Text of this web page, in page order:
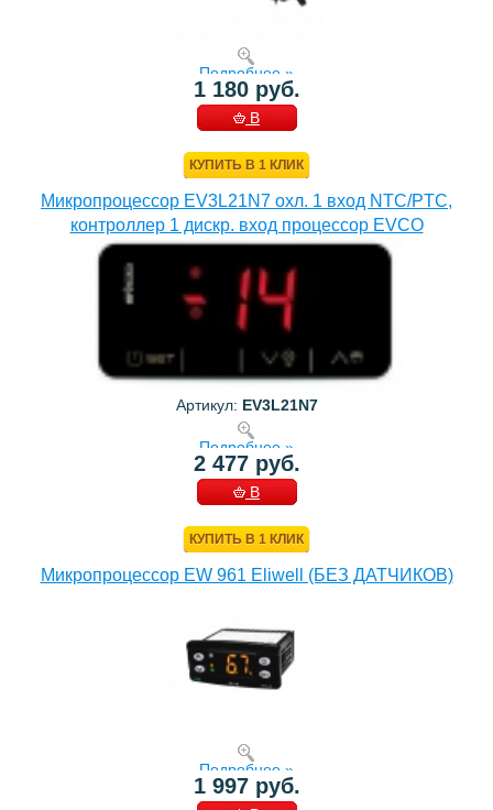
Подробнее »
1 180 руб.
В
КУПИТЬ В 1 КЛИК
Микропроцессор EV3L21N7 охл. 1 вход NTC/PTC,
контроллер 1 дискр. вход процессор EVCO
Артикул: EV3L21N7
Подробнее »
2 477 руб.
В
КУПИТЬ В 1 КЛИК
Микропроцессор EW 961 Eliwell (БЕЗ ДАТЧИКОВ)
Подробнее »
1 997 руб.